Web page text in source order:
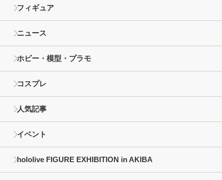
フィギュア
ニュース
ホビー・模型・プラモ
コスプレ
人気記事
イベント
hololive FIGURE EXHIBITION in AKIBA